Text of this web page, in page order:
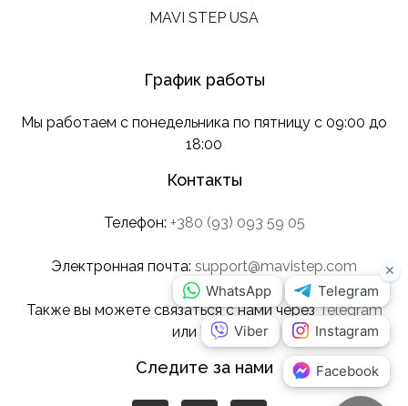
MAVI STEP USA
График работы
Мы работаем с понедельника по пятницу с 09:00 до
18:00
Контакты
Телефон: +380 (93) 093 59 05
Электронная почта: support@mavistep.com
Также вы можете связаться с нами черезTelegram
или Viber .
Следите за нами